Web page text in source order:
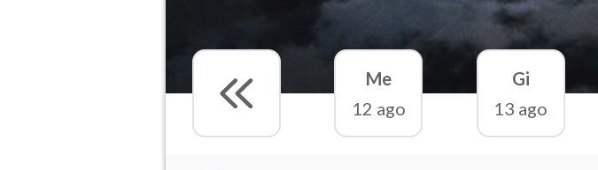
Me
12 ago
Gi
13 ago